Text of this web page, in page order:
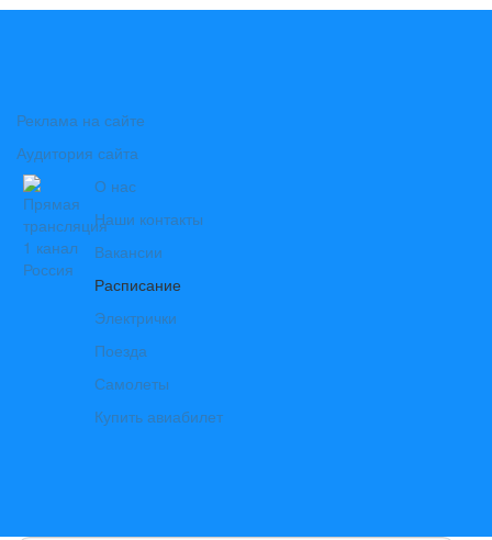
Реклама на сайте
Аудитория сайта
О нас
Наши контакты
Вакансии
Расписание
Электрички
Поезда
Самолеты
Купить авиабилет